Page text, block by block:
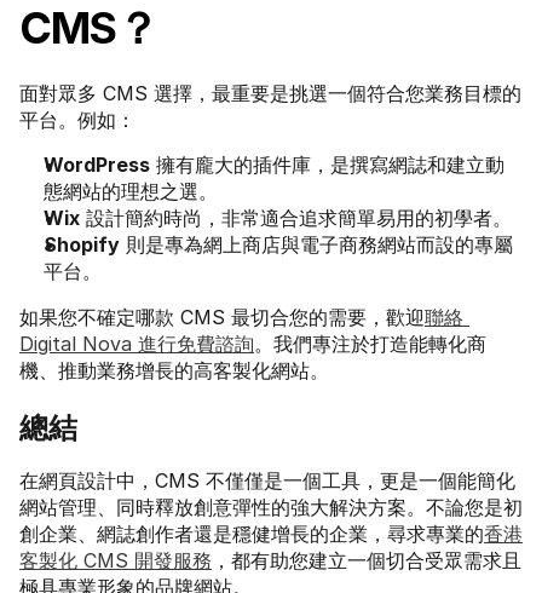
CMS？
面對眾多 CMS 選擇，最重要是挑選一個符合您業務目標的
平台。例如：
WordPress 擁有龐大的插件庫，是撰寫網誌和建立動
態網站的理想之選。
Wix 設計簡約時尚，非常適合追求簡單易用的初學者。
Shopify 則是專為網上商店與電子商務網站而設的專屬
平台。
如果您不確定哪款 CMS 最切合您的需要，歡迎聯絡
Digital Nova 進行免費諮詢。我們專注於打造能轉化商
機、推動業務增長的高客製化網站。
總結
在網頁設計中，CMS 不僅僅是一個工具，更是一個能簡化
網站管理、同時釋放創意彈性的強大解決方案。不論您是初
創企業、網誌創作者還是穩健增長的企業，尋求專業的香港
客製化 CMS 開發服務 ，都有助您建立一個切合受眾需求且
極具專業形象的品牌網站。